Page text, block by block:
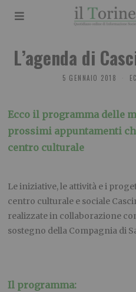
L’agenda di
5 GENNAIO 2018
Ecco il programma delle
prossimi appuntamenti
centro culturale
Le iniziative, le attività e i
centro culturale e sociale
realizzate in collaborazione
sostegno della Compagnia di
Il programma: